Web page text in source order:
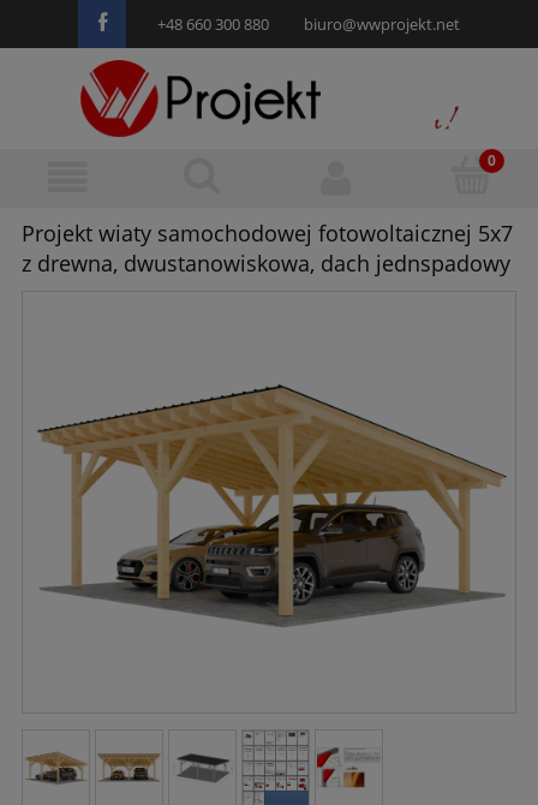
+48 660 300 880 biuro@wwprojekt.net
Projekt wiaty samochodowej fotowoltaicznej 5x7
z drewna, dwustanowiskowa, dach jednspadowy